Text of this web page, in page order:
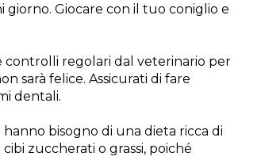
giorno. Giocare con il tuo coniglio e
controlli regolari dal veterinario per
sarà felice. Assicurati di fare
dentali.
bisogno di una dieta ricca di
zuccherati o grassi, poiché